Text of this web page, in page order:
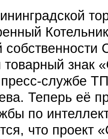
товарный знак
службе
Теперь её
по
что проект